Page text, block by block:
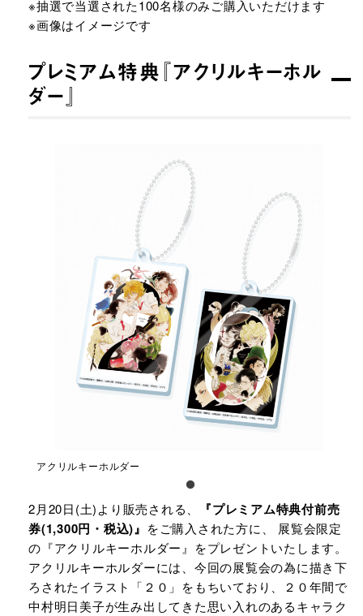
※抽選で当選された100名様のみご購入いただけます
※画像はイメージです
プレミアム特典『アクリルキーホル
ダー』
アクリルキーホルダー
2月20日(土)より販売される、
『プレミアム特典付前売
券(1,300円・税込)』 をご購入された方に、 展覧会限定
の『アクリルキーホルダー』をプレゼントいたします。
アクリルキーホルダーには、今回の展覧会の為に描き下
ろされたイラスト「２０」をもちいており、２０年間で
中村明日美子が生み出してきた思い入れのあるキャラク